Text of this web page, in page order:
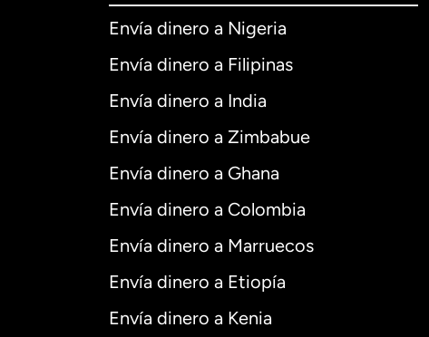
Envía dinero a Nigeria
Envía dinero a Filipinas
Envía dinero a India
Envía dinero a Zimbabue
Envía dinero a Ghana
Envía dinero a Colombia
Envía dinero a Marruecos
Envía dinero a Etiopía
Envía dinero a Kenia